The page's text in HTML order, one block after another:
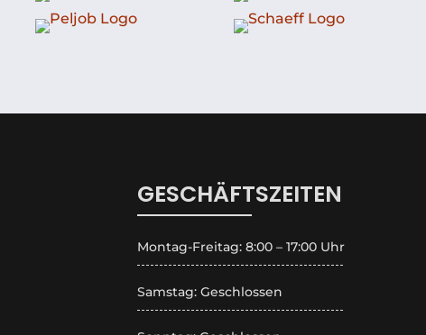
GESCHÄFTSZEITEN
Montag-Freitag: 8:00 – 17:00 Uhr
Samstag: Geschlossen